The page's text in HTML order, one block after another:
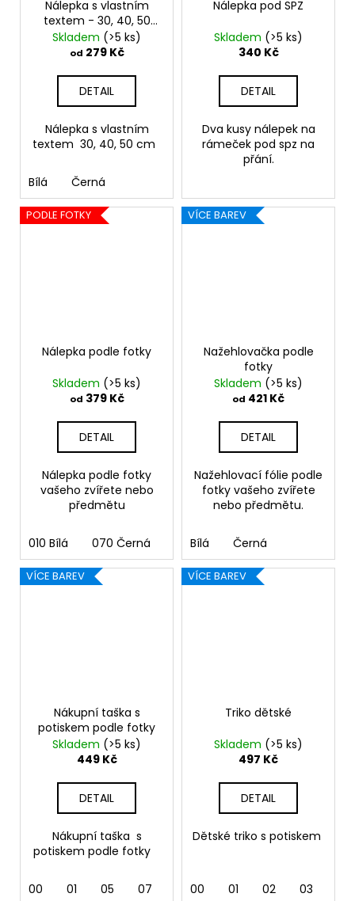
Nálepka s vlastním
textem - 30, 40, 50
cm
Skladem (>5 ks)
od 279 Kč
DETAIL
Nálepka s vlastním
textem 30, 40, 50 cm
Bílá Černá
Nálepka pod SPZ
Skladem (>5 ks)
340 Kč
DETAIL
Dva kusy nálepek na
rámeček pod spz na
přání.
PODLE FOTKY
Nálepka podle fotky
Skladem (>5 ks)
od 379 Kč
DETAIL
Nálepka podle fotky
vašeho zvířete nebo
předmětu
010 Bílá 070 Černá 090 Stříbrná
VÍCE BAREV
Nažehlovačka podle
fotky
Skladem (>5 ks)
od 421 Kč
DETAIL
Nažehlovací fólie podle
fotky vašeho zvířete
nebo předmětu.
Bílá Černá
VÍCE BAREV
Nákupní taška s
potiskem podle fotky
Skladem (>5 ks)
449 Kč
DETAIL
Nákupní taška s
potiskem podle fotky
00 01 05 07 10 naturální
VÍCE BAREV
Triko dětské
Skladem (>5 ks)
497 Kč
DETAIL
Dětské triko s potiskem
00 01 02 03